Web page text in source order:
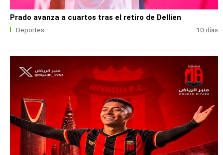
Prado avanza a cuartos tras el retiro de Dellien
Deportes 10 días